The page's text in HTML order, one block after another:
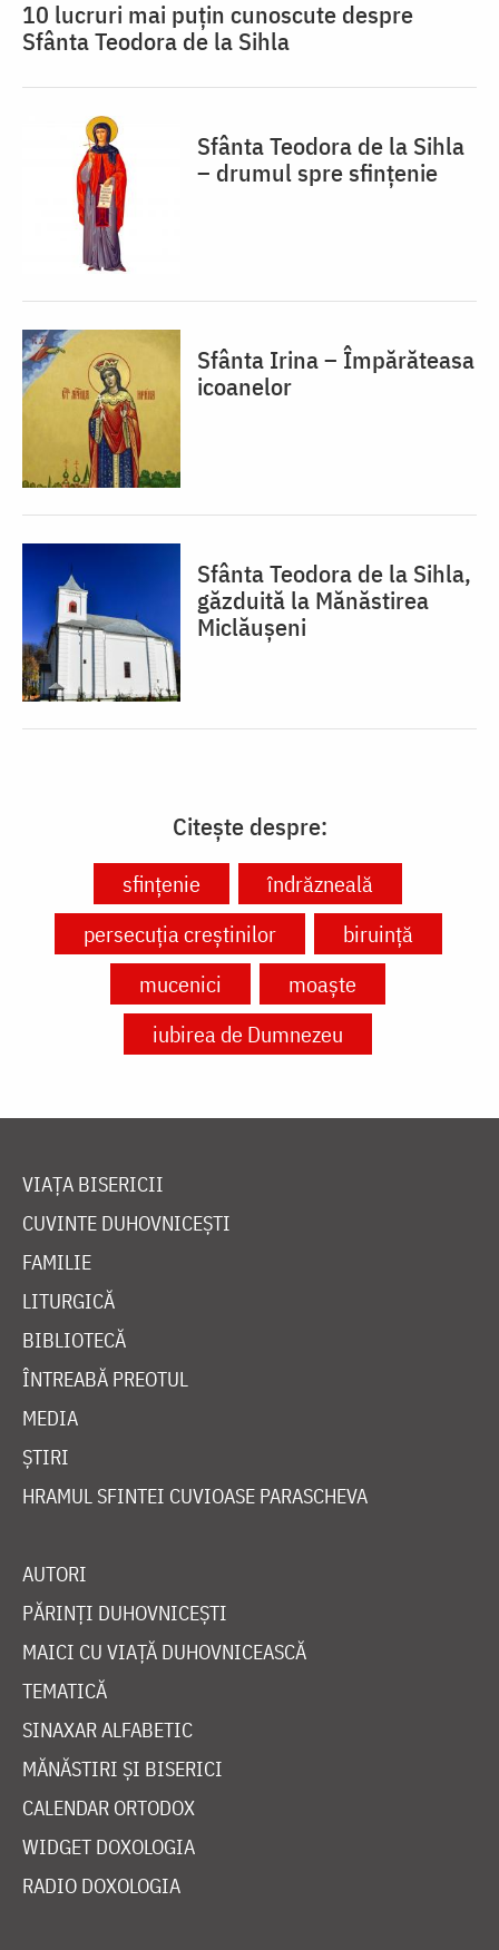
10 lucruri mai puțin cunoscute despre
Sfânta Teodora de la Sihla
Sfânta Teodora de la Sihla
– drumul spre sfințenie
Sfânta Irina – Împărăteasa
icoanelor
Sfânta Teodora de la Sihla,
găzduită la Mănăstirea
Miclăușeni
Citește despre:
sfințenie
îndrăzneală
persecuția creștinilor
biruință
mucenici
moaște
iubirea de Dumnezeu
VIAȚA BISERICII
CUVINTE DUHOVNICEȘTI
FAMILIE
LITURGICĂ
BIBLIOTECĂ
ÎNTREABĂ PREOTUL
MEDIA
ȘTIRI
HRAMUL SFINTEI CUVIOASE PARASCHEVA
AUTORI
PĂRINȚI DUHOVNICEȘTI
MAICI CU VIAȚĂ DUHOVNICEASCĂ
TEMATICĂ
SINAXAR ALFABETIC
MĂNĂSTIRI ȘI BISERICI
CALENDAR ORTODOX
WIDGET DOXOLOGIA
RADIO DOXOLOGIA